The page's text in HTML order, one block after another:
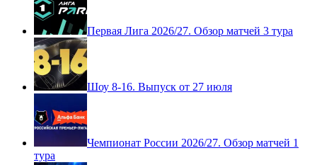
Первая Лига 2026/27. Обзор матчей 3 тура
Шоу 8-16. Выпуск от 27 июля
Чемпионат России 2026/27. Обзор матчей 1
тура